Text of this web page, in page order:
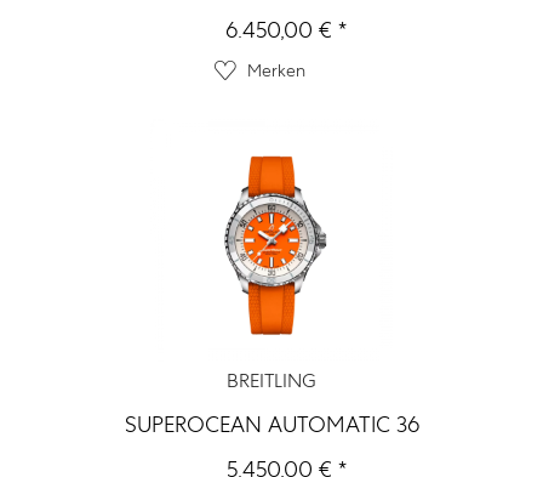
6.450,00 € *
Merken
BREITLING
SUPEROCEAN AUTOMATIC 36
5.450,00 € *